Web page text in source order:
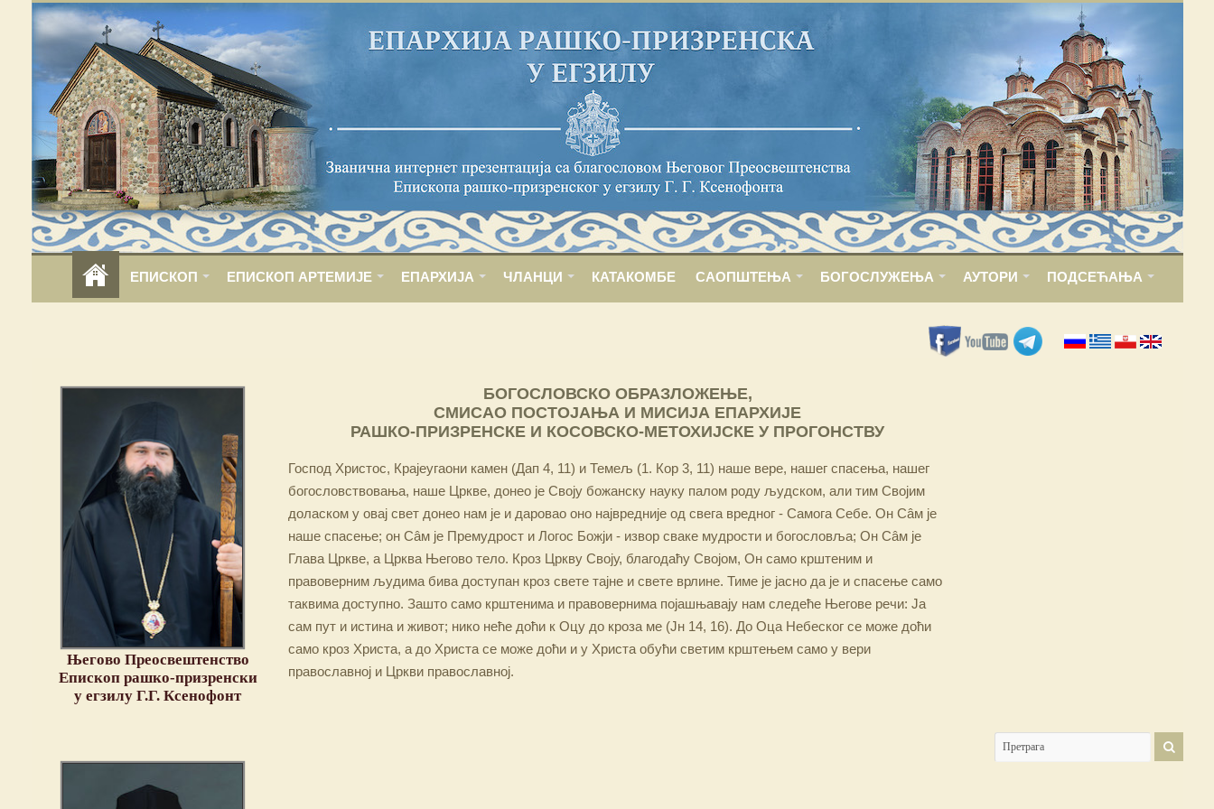
ЕПИСКОП ЕПИСКОП АРТЕМИЈЕ ЕПАРХИЈА ЧЛАНЦИ КАТАКОМБЕ САОПШТЕЊА БОГОСЛУЖЕЊА АУТОРИ ПОДСЕЋАЊА
Његово Преосвештенство
Епископ рашко-призренски
у егзилу Г.Г. Ксенофонт
БОГОСЛОВСКО ОБРАЗЛОЖЕЊЕ,
СМИСАО ПОСТОЈАЊА И МИСИЈА ЕПАРХИЈЕ
РАШКО-ПРИЗРЕНСКЕ И КОСОВСКО-МЕТОХИЈСКЕ У ПРОГОНСТВУ
Господ Христос, Крајеугаони камен (Дап 4, 11) и Темељ (1. Кор 3, 11) наше вере, нашег спасења, нашег
богословствовања, наше Цркве, донео је Своју божанску науку палом роду људском, али тим Својим
доласком у овај свет донео нам је и даровао оно највредније од свега вредног - Самога Себе. Он Сâм је
наше спасење; он Сâм је Премудрост и Логос Божји - извор сваке мудрости и богословља; Он Сâм је
Глава Цркве, а Црква Његово тело. Кроз Цркву Своју, благодаћу Својом, Он само крштеним и
правоверним људима бива доступан кроз свете тајне и свете врлине. Тиме је јасно да је и спасење само
таквима доступно. Зашто само крштенима и правовернима појашњавају нам следеће Његове речи: Ја
сам пут и истина и живот; нико неће доћи к Оцу до кроза ме (Јн 14, 16). До Оца Небеског се може доћи
само кроз Христа, а до Христа се може доћи и у Христа обући светим крштењем само у вери
православној и Цркви православној.